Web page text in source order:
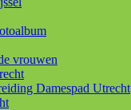
vrouwen
Damespad Utrecht